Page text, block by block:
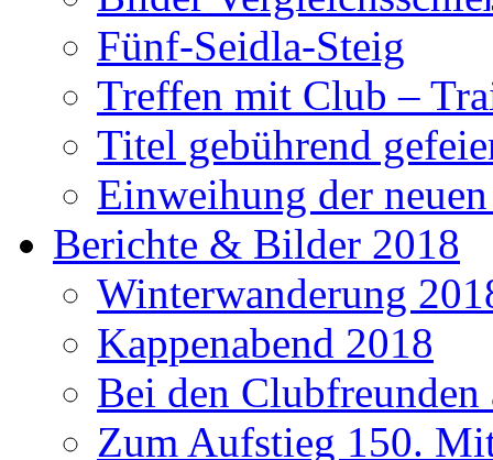
Fünf-Seidla-Steig
Treffen mit Club –
Titel gebührend
Einweihung der
Berichte & Bilder 2018
Winterwanderung
Kappenabend 2018
Bei den
Zum Aufstieg 150.